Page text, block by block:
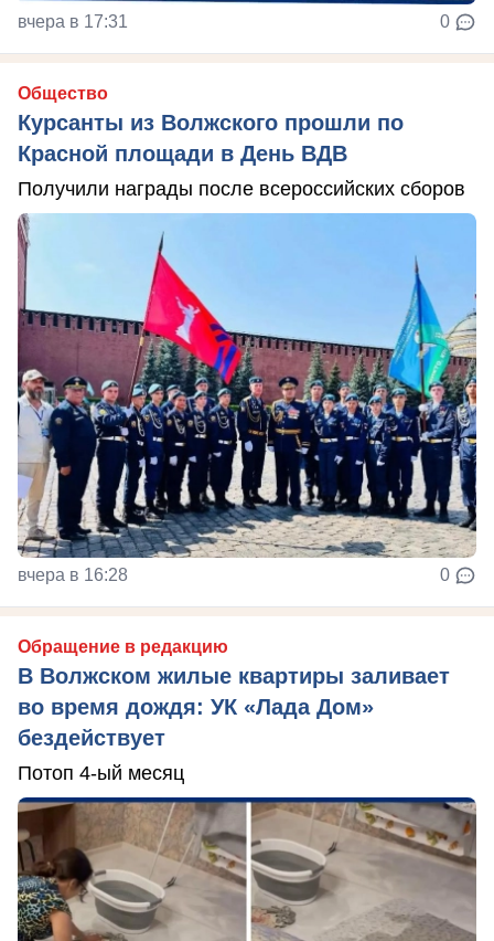
вчера в 17:31 0
Общество
Курсанты из Волжского прошли по
Красной площади в День ВДВ
Получили награды после всероссийских сборов
вчера в 16:28 0
Обращение в редакцию
В Волжском жилые квартиры заливает
во время дождя: УК «Лада Дом»
бездействует
Потоп 4-ый месяц